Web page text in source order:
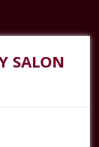
SALON